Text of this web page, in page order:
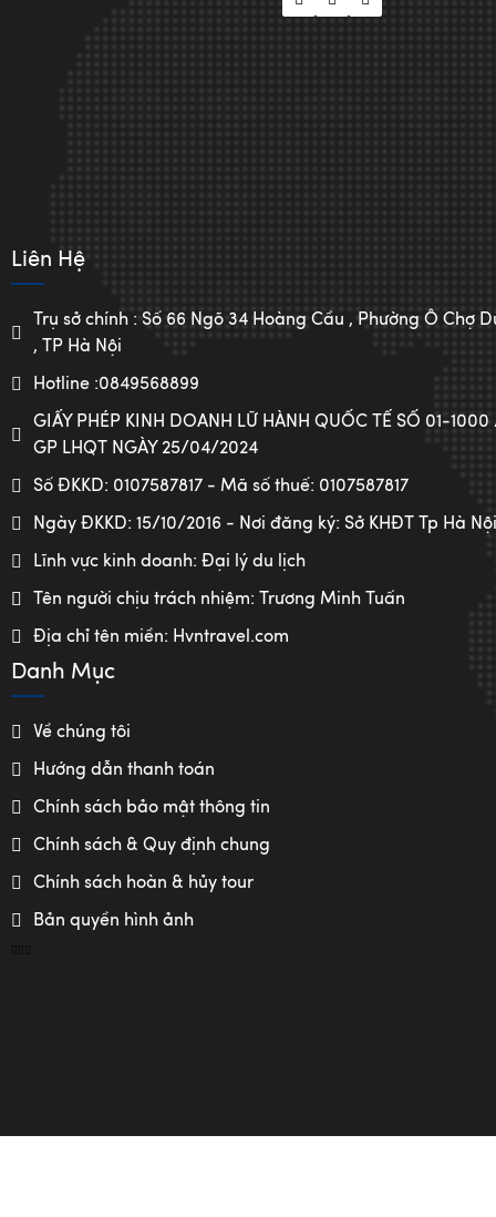
Liên Hệ
Trụ sở chính : Số 66 Ngõ 34 Hoàng Cầu , Phường Ô Chợ
, TP Hà Nội
Hotline :0849568899
GIẤY PHÉP KINH DOANH LỮ HÀNH QUỐC TẾ SỐ 01-
GP LHQT NGÀY 25/04/2024
Số ĐKKD: 0107587817 - Mã số thuế: 0107587817
Ngày ĐKKD: 15/10/2016 - Nơi đăng ký: Sở KHĐT Tp Hà Nội
Lĩnh vực kinh doanh: Đại lý du lịch
Tên người chịu trách nhiệm: Trương Minh Tuấn
Địa chỉ tên miền: Hvntravel.com
Danh Mục
Về chúng tôi
Hướng dẫn thanh toán
Chính sách bảo mật thông tin
Chính sách & Quy định chung
Chính sách hoàn & hủy tour
Bản quyền hình ảnh